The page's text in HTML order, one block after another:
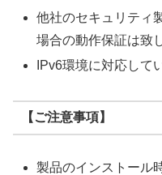
他社のセキュリティ
場合の動作保証は致
IPv6環境に対応して
【ご注意事項】
製品のインストール